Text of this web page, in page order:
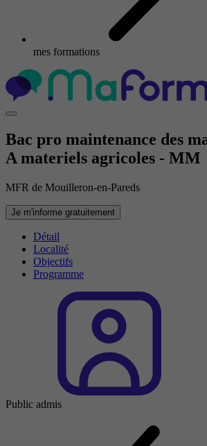
mes formations
Bac pro maintenance des
A materiels agricoles - MM
MFR de Mouilleron-en-Pareds
Je m'informe gratuitement
Détail
Localité
Objectifs
Programme
Public admis